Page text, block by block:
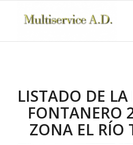
LISTADO DE
FONTANERO
ZONA EL RÍO